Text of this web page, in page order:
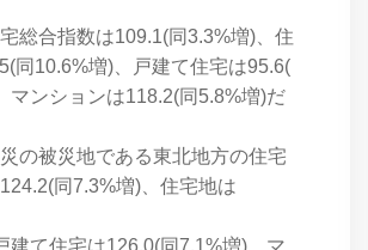
総合指数は109.1(同3.3%増)、住
同10.6%増)、戸建て住宅は95.6(
マンションは118.2(同5.8%増)だ
の被災地である東北地方の住宅
同7.3%増)、住宅地は
建て住宅は126.0(同7.1%増)、マ